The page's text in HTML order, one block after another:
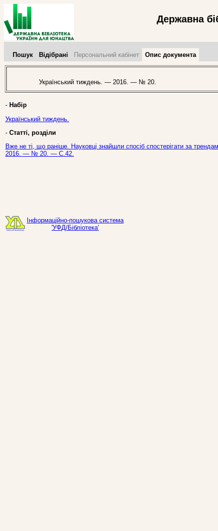
Державна
Пошук Відібрані Персональний кабінет Опис документа
Український тиждень. — 2016. — № 20.
- Набір
Український тиждень.
- Статті, розділи
Вже не ті, що раніше. Науковці знайшли спосіб спостерігати за
2016. — № 20. — С.42.
Інформаційно-пошукова система
'УФД/Бібліотека'